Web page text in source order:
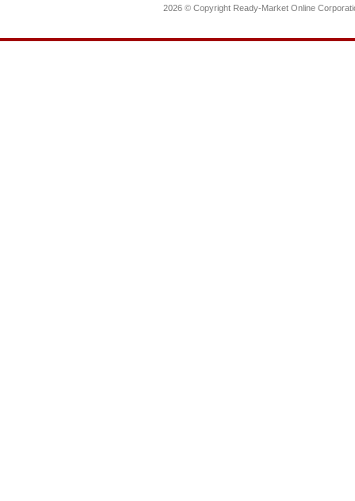
2026 © Copyright Ready-Market Online